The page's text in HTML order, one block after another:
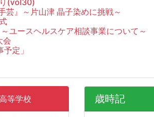
芸』～片山津 晶子染めに挑戦～
ユースヘルスケア相談事業について～
会
予定」
等学校 歳時記